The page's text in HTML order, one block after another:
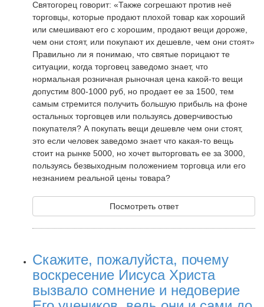
Святогорец говорит: «Также согрешают против неё
торговцы, которые продают плохой товар как хороший
или смешивают его с хорошим, продают вещи дороже,
чем они стоят, или покупают их дешевле, чем они стоят»
Правильно ли я понимаю, что святые порицают те
ситуации, когда торговец заведомо знает, что
нормальная розничная рыночная цена какой-то вещи
допустим 800-1000 руб, но продает ее за 1500, тем
самым стремится получить большую прибыль на фоне
остальных торговцев или пользуясь доверчивостью
покупателя? А покупать вещи дешевле чем они стоят,
это если человек заведомо знает что какая-то вещь
стоит на рынке 5000, но хочет выторговать ее за 3000,
пользуясь безвыходным положением торговца или его
незнанием реальной цены товара?
Посмотреть ответ
Скажите, пожалуйста, почему
воскресение Иисуса Христа
вызвало сомнение и недоверие